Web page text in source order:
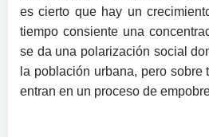
es cierto que hay un
tiempo consiente una
se da una polarización social
la población urbana, pero sobre
entran en un proceso de